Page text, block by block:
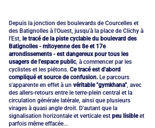
Depuis la jonction des boulevards de Courcelles et
des Batignolles à l'Ouest, jusqu'à la place de Clichy à
l'Est, le tracé de la piste cyclable du boulevard des
Batignolles - mitoyenne des 8e et 17e
arrondissements - est dangereux pour tous les
usagers de l'espace public, à commencer par les
cyclistes et les piétons. Ce tracé est d'abord
compliqué et source de confusion. Le parcours
s'apparente en effet à un véritable "gymkhana", avec
des allers-retours entre le terre-plein central et la
circulation générale latérale, ainsi que plusieurs
virages à quasi angle droit. D'autant que la
signalisation horizontale et verticale est peu lisible et
parfois même effacée...